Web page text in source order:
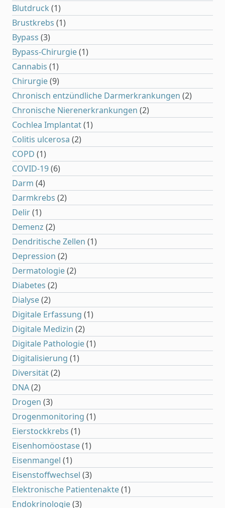
Blutdruck (1)
Brustkrebs (1)
Bypass (3)
Bypass-Chirurgie(1)
Cannabis (1)
Chirurgie(9)
Chronisch entzündliche Darmerkrankungen (2)
Chronische Nierenerkrankungen (2)
Cochlea Implantat(1)
Colitis ulcerosa (2)
COPD (1)
COVID-19(6)
Darm (4)
Darmkrebs (2)
Delir(1)
Demenz (2)
Dendritische Zellen (1)
Depression (2)
Dermatologie(2)
Diabetes (2)
Dialyse(2)
Digitale Erfassung (1)
Digitale Medizin (2)
Digitale Pathologie(1)
Digitalisierung (1)
Diversität(2)
DNA(2)
Drogen (3)
Drogenmonitoring (1)
Eierstockkrebs (1)
Eisenhomöostase(1)
Eisenmangel (1)
Eisenstoffwechsel (3)
Elektronische Patientenakte(1)
Endokrinologie(3)